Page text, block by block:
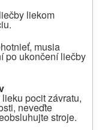
liekom
musia
po ukončení liečby
pocit závratu,
neveďte
stroje.